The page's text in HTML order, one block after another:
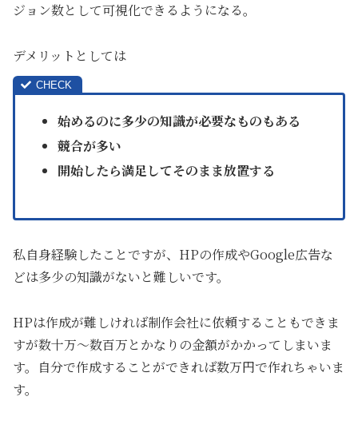
ジョン数として可視化できるようになる。
デメリットとしては
始めるのに多少の知識が必要なものもある
競合が多い
開始したら満足してそのまま放置する
私自身経験したことですが、HPの作成やGoogle広告な
どは多少の知識がないと難しいです。
HPは作成が難しければ制作会社に依頼することもできま
すが数十万～数百万とかなりの金額がかかってしまいま
す。自分で作成することができれば数万円で作れちゃいま
す。